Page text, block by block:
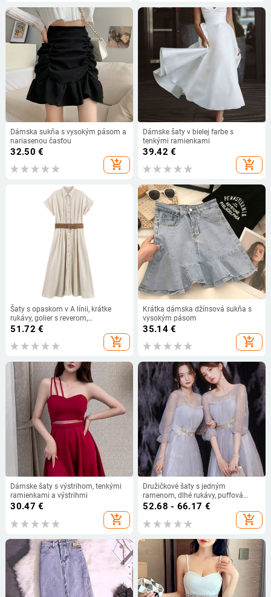
Dámska sukňa s vysokým pásom a
nariasenou časťou
32.50 €
add_shopping_cart
Dámske šaty v bielej farbe s
tenkými ramienkami
39.42 €
add_shopping_cart
Šaty s opaskom v A línii, krátke
rukávy, golier s reverom,
polyesterová látka
51.72 €
add_shopping_cart
Krátka dámska džínsová sukňa s
vysokým pásom
35.14€
add_shopping_cart
Dámske šaty s výstrihom, tenkými
ramienkami a výstrihmi
30.47 €
add_shopping_cart
Družičkové šaty s jedným
ramenom, dlhé rukávy, puffová
sukňa, stredný pás, sieťovinová
52.68 - 66.17 €
add_shopping_cart